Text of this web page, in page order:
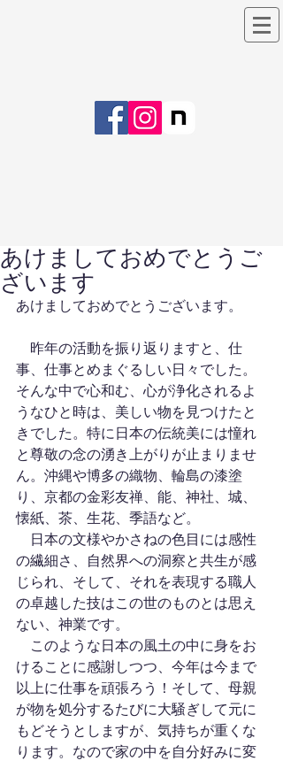
あけましておめでとうご
ざいます
あけましておめでとうございます。
昨年の活動を振り返りますと、仕
事、仕事とめまぐるしい日々でした。
そんな中で心和む、心が浄化されるよ
うなひと時は、美しい物を見つけたと
きでした。特に日本の伝統美には憧れ
と尊敬の念の湧き上がりが止まりませ
ん。沖縄や博多の織物、輪島の漆塗
り、京都の金彩友禅、能、神社、城、
懐紙、茶、生花、季語など。
日本の文様やかさねの色目には感性
の繊細さ、自然界への洞察と共生が感
じられ、そして、それを表現する職人
の卓越した技はこの世のものとは思え
ない、神業です。
このような日本の風土の中に身をお
けることに感謝しつつ、今年は今まで
以上に仕事を頑張ろう！そして、母親
が物を処分するたびに大騒ぎして元に
もどそうとしますが、気持ちが重くな
ります。なので家の中を自分好みに変